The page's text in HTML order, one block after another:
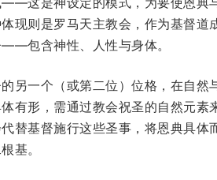
现则是罗马天主教会，作为基督
包含神性、人性与身体。
另一个（或第二位）位格，在自
有形，需通过教会祝圣的自然元
替基督施行这些圣事，将恩典具
基。